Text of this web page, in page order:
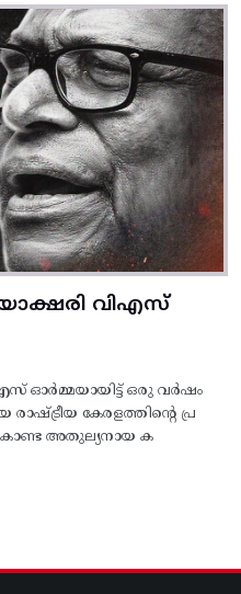
വിഎസ്
ഓർമ്മയായിട്ട് ഒരു വർഷം
കേരളത്തിന്റെ പ്ര
അതുല്യനായ ക